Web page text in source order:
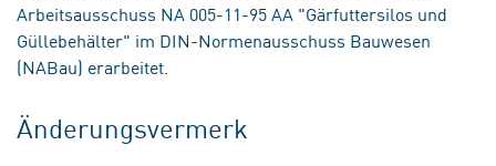
Arbeitsausschuss NA 005-11-95 AA "Gärfuttersilos und
Güllebehälter" im DIN-Normenausschuss Bauwesen
(NABau) erarbeitet.
Änderungsvermerk